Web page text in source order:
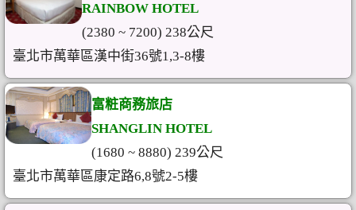
RAINBOW HOTEL
(2380 ~ 7200) 238公尺
臺北市萬華區漢中街36號1,3-8樓
富粧商務旅店
SHANGLIN HOTEL
(1680 ~ 8880) 239公尺
臺北市萬華區康定路6,8號2-5樓